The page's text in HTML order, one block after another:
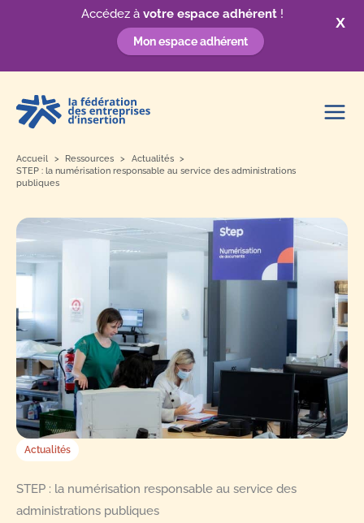
X
Accédez à votre espace adhérent!
Mon espace adhérent
contenu
Accueil Ressources
Actualités
STEP : la numérisation responsable au service des administrations
publiques
Actualités
STEP : la numérisation responsable au service des
administrations publiques